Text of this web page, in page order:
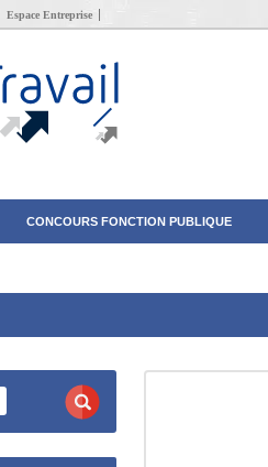
Espace Entreprise
CONCOURS FONCTION PUBLIQUE